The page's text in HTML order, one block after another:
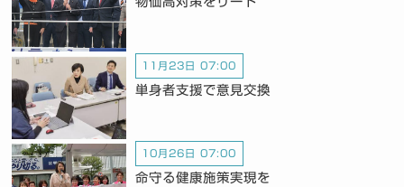
11月23日 07:00
単身者支援で意見交換
10月26日 07:00
命守る健康施策実現を